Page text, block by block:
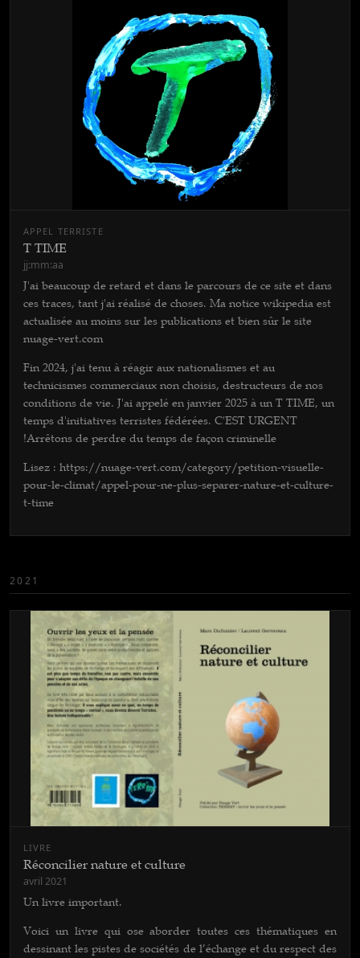
APPEL TERRISTE
T TIME
jj:mm:aa
J'ai beaucoup de retard et dans le parcours de ce site et dans
ces traces, tant j'ai réalisé de choses. Ma notice wikipedia est
actualisée au moins sur les publications et bien sûr le site
nuage-vert.com
Fin 2024, j'ai tenu à réagir aux nationalismes et au
technicismes commerciaux non choisis, destructeurs de nos
conditions de vie. J'ai appelé en janvier 2025 à un T TIME, un
temps d'initiatives terristes fédérées. C'EST URGENT
!Arrêtons de perdre du temps de façon criminelle
Lisez : https://nuage-vert.com/category/petition-visuelle-
pour-le-climat/appel-pour-ne-plus-separer-nature-et-culture-
t-time
2021
LIVRE
Réconcilier nature et culture
avril 2021
Un livre important.
Voici un livre qui ose aborder toutes ces thématiques en
dessinant les pistes de sociétés de l’échange et du respect des